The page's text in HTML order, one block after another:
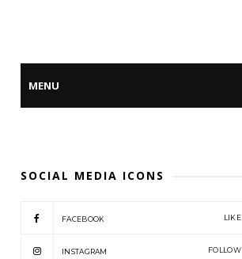
SOCIAL MEDIA ICONS
FACEBOOK LIKE
INSTAGRAM FOLLOW